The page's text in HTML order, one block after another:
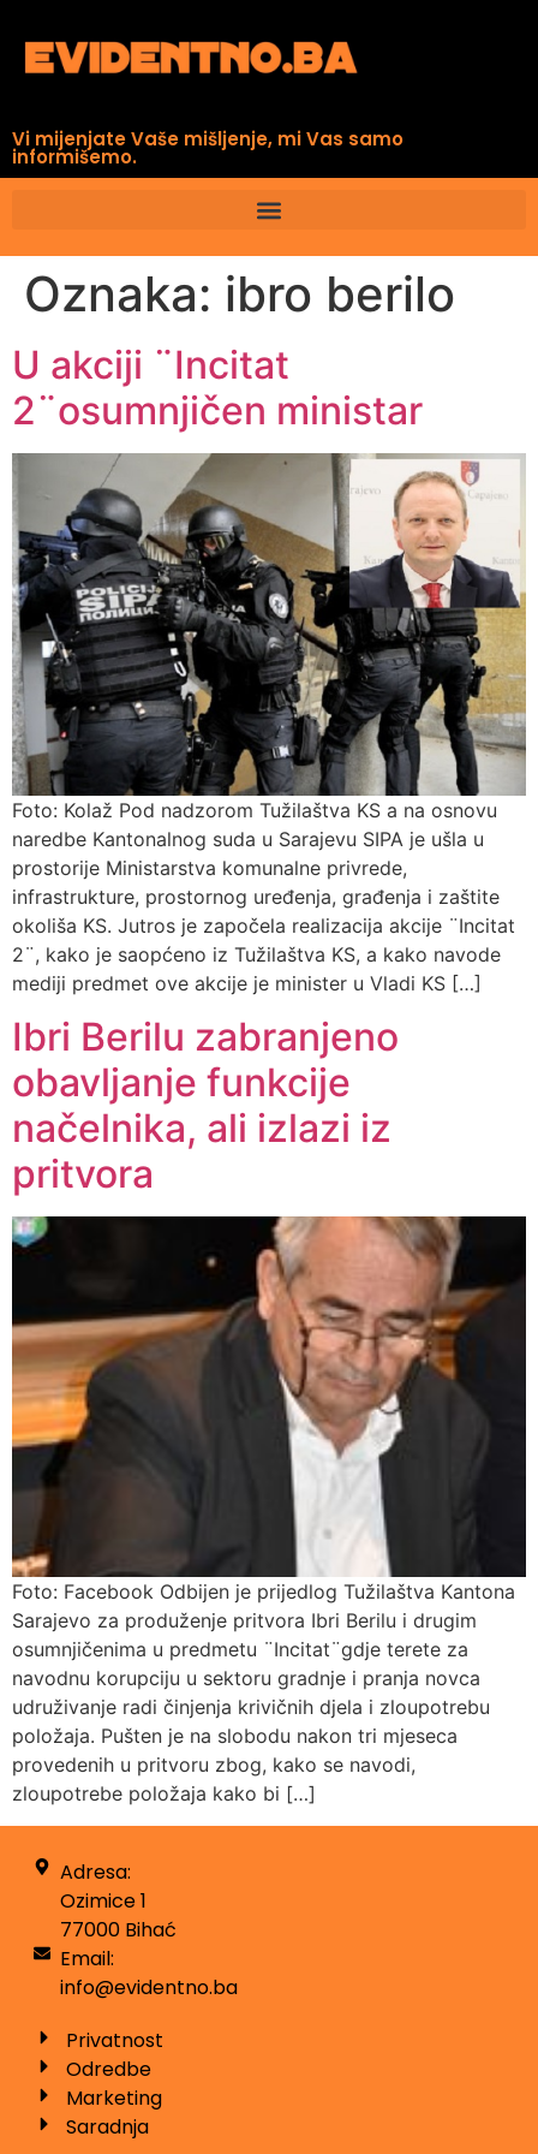
Vi mijenjate Vaše mišljenje, mi Vas samo
informišemo.
Oznaka: ibro berilo
U akciji ¨Incitat
2¨osumnjičen ministar
Foto: Kolaž Pod nadzorom Tužilaštva KS a na osnovu
naredbe Kantonalnog suda u Sarajevu SIPA je ušla u
prostorije Ministarstva komunalne privrede,
infrastrukture, prostornog uređenja, građenja i zaštite
okoliša KS. Jutros je započela realizacija akcije ¨Incitat
2¨, kako je saopćeno iz Tužilaštva KS, a kako navode
mediji predmet ove akcije je minister u Vladi KS […]
Ibri Berilu zabranjeno
obavljanje funkcije
načelnika, ali izlazi iz
pritvora
Foto: Facebook Odbijen je prijedlog Tužilaštva Kantona
Sarajevo za produženje pritvora Ibri Berilu i drugim
osumnjičenima u predmetu ¨Incitat¨gdje terete za
navodnu korupciju u sektoru gradnje i pranja novca
udruživanje radi činjenja krivičnih djela i zloupotrebu
položaja. Pušten je na slobodu nakon tri mjeseca
provedenih u pritvoru zbog, kako se navodi,
zloupotrebe položaja kako bi […]
Adresa:
Ozimice 1
77000 Bihać
Email:
info@evidentno.ba
Privatnost
Odredbe
Marketing
Saradnja